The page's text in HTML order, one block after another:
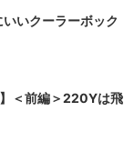
いクーラーボック
＜前編＞220Yは飛